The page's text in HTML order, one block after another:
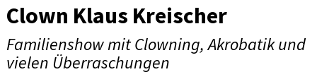
Clown Klaus Kreischer
Familienshow mit Clowning, Akrobatik und
vielen Überraschungen